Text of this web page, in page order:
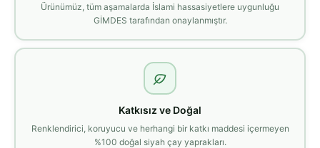
Ürünümüz, tüm aşamalarda İslami hassasiyetlere uygunluğu
GİMDES tarafından onaylanmıştır.
Katkısız ve Doğal
Renklendirici, koruyucu ve herhangi bir katkı maddesi içermeyen
%100 doğal siyah çay yaprakları.